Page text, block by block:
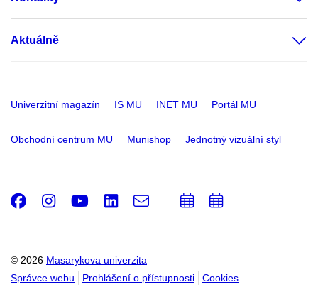
Aktuálně
Univerzitní magazín IS MU INET MU Portál MU
Obchodní centrum MU Munishop Jednotný vizuální styl
© 2026 Masarykova univerzita
Správce webu
Prohlášení o přístupnosti Cookies
Facebook
Instagram
Youtube
LinkedIn
e-
PřidatPřidat